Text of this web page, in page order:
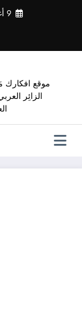
9 أغسطس، 2026
موقع افكارك
الزائِر